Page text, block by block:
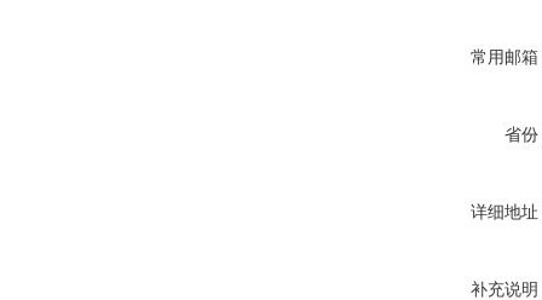
常用邮箱
省份
详细地址
补充说明